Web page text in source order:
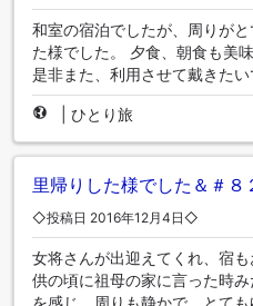
和室の宿泊でしたが、周りが
た様でした。 夕食、朝食も美
是非また、利用させて戴きたい
ひとり旅
里帰りした様でした＆＃８
◇投稿日 2016年12月4日◇
女将さんが出迎えてくれ、宿
供の頃に祖母の家に言った時
を感じ、周りも静かで、とても